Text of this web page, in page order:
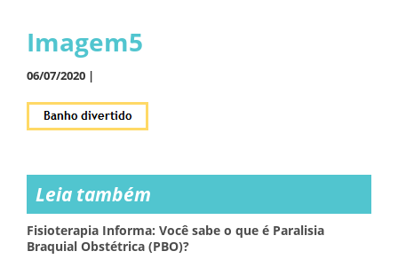
Imagem5
06/07/2020 |
Leia também
Fisioterapia Informa: Você sabe o que é Paralisia
Braquial Obstétrica (PBO)?